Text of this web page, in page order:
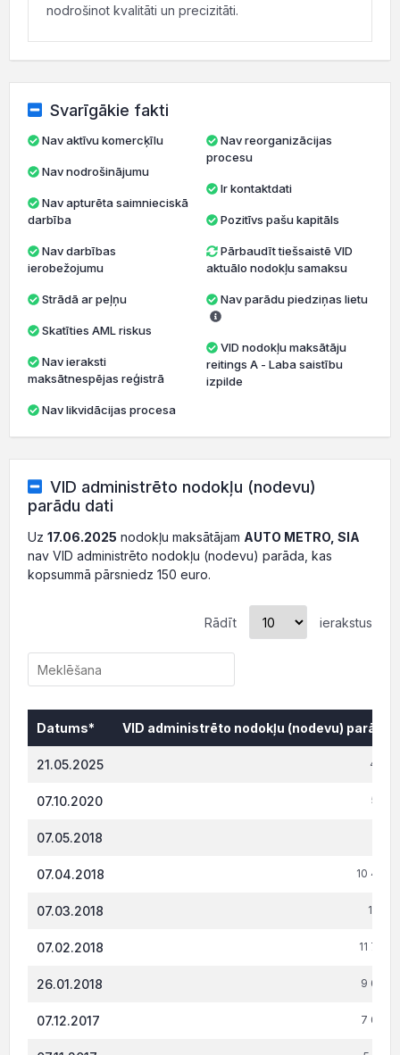
nodrošinot kvalitāti un precizitāti.
Svarīgākie fakti
Nav aktīvu komercķīlu
Nav nodrošinājumu
darbība
ierobežojumu
Strādā ar peļņu
Skatīties AML riskus
maksātnespējas reģistrā
Nav likvidācijas procesa
Nav reorganizācijas
procesu
Ir kontaktdati
Pozitīvs pašu kapitāls
Pārbaudīt tiešsaistē VID
aktuālo nodokļu samaksu
Nav parādu piedziņas lietu
VID nodokļu maksātāju
reitings A - Laba saistību
izpilde
VID administrēto nodokļu (nodevu)
parādu dati
Uz 17.06.2025 nodokļu maksātājam AUTO METRO, SIA
nav VID administrēto nodokļu (nodevu) parāda, kas
kopsummā pārsniedz 150 euro.
Rādīt ierakstus
Datums*
VID administrēto nodokļu (nodevu) parāds,
21.05.2025
07.10.2020
07.05.2018
07.04.2018 10
07.03.2018 11
07.02.2018 11
26.01.2018 9
07.12.2017 7